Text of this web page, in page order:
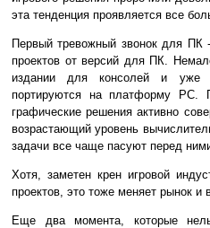
эта тенденция проявляется все
Первый тревожный звонок для ПК
проектов от версий для ПК.
издании для консолей и уже
портируются на платформу PC.
графические решения активно
возрастающий уровень
задачи все чаще пасуют перед
Хотя, заметен крен игровой
проектов, это тоже меняет рынок и
Еще два момента, которые